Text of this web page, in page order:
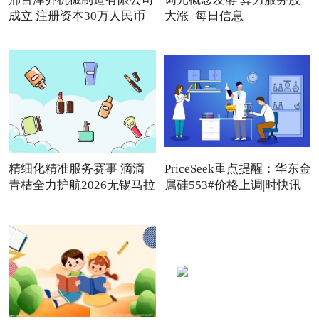
成立 注册资本30万人民币
大涨_每日信息
精细化精准服务赛事 滴滴
青桔全力护航2026无锡马拉
PriceSeek重点提醒：华东金
属硅553#价格上调|时快讯